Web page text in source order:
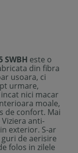
SWBH este o
din fibra
usoara, ci
urmare,
nici macar
moale,
de confort. Mai
anti-
exterior. S-ar
de aerisire
folos in zilele